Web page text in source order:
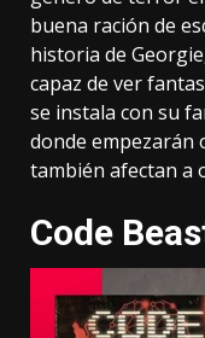
buena ración de
historia de
capaz de ver
se instala con su
donde empezarán
también afectan a
Code